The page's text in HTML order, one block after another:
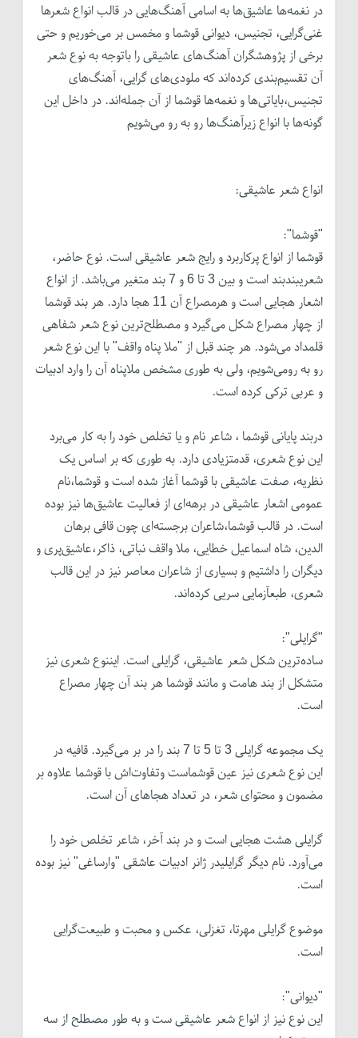
در نغمه‌ها عاشیق‌ها به اسامی آهنگ‌هایی در قالب انواع شعرها
غنی‌گرایی، تجنیس، دیوانی قوشما و مخمس بر می‌خوریم و حتی
برخی از پژوهشگران آهنگ‌های عاشیقی را باتوجه به نوع شعر
آن تقسیم‌بندی کرده‌اند که ملودی‌های گرایی، آهنگ‌های
تجنیس،بایاتی‌ها و نغمه‌ها قوشما از آن جمله‌اند. در داخل این
گونه‌ها با انواع زیرآهنگ‌ها رو به رو می‌شویم
انواع شعر عاشیقی:
"قوشما":
قوشما از انواع پرکاربرد و رایج شعر عاشیقی است. نوع حاضر،
شعریبندبند است و بین 3 تا 6 و 7 بند متغیر می‌باشد. از انواع
اشعار هجایی است و هرمصراع آن 11 هجا ‌دارد. هر بند قوشما
از چهار مصراع شکل می‌گیرد و مصطلح‌‌ترین نوع شعر شفاهی
قلمداد می‌شود. هر چند قبل از "ملا پناه واقف" با این نوع شعر
رو به رومی‌شویم، ولی به طوری مشخص ملاپناه آن را وارد ادبیات
و عربی ترکی کرده است.
دربند پایانی قوشما ، شاعر نام و یا تخلص خود را به کار می‌برد
این نوع شعری، قدمتزیادی دارد. به طوری که بر اساس یک
نظریه، صفت عاشیقی با قوشما آغاز شده است و قوشما،نام
عمومی اشعار عاشیقی در برهه‌ای از فعالیت عاشیق‌ها نیز بوده
است. در قالب قوشما،شاعران برجسته‌‌ای چون قافی برهان
الدین، شاه اسماعیل خطایی، ملا واقف نباتی، ذاکر،عاشیق‌پری و
دیگران را داشتیم و بسیاری از شاعران معاصر نیز در این قالب
شعری، طبعآزمایی سریی کرده‌اند.
"گرایلی":
ساده‌ترین شکل شعر عاشیقی، گرایلی است. ایننوع شعری نیز
متشکل از بند هامت و مانند قوشما هر بند آن چهار مصراع
است.
یک مجموعه گرایلی 3 تا 5 تا 7 بند را در بر می‌گیرد. قافیه در
این نوع شعری نیز عین قوشماست وتفاوت‌اش با قوشما علاوه بر
مضمون و محتوای شعر، در تعداد هجاهای آن است.
گرایلی هشت هجایی است و در بند آخر، شاعر تخلص خود را
می‌آورد. نام دیگر گرایلیدر ژانر ادبیات عاشقی "وارساغی" نیز بوده
است.
موضوع گرایلی مهرتا، تغزلی، عکس و محبت و طبیعت‌گرایی
است.
"دیوانی":
این نوع نیز از انواع شعر عاشیقی ست و به طور مصطلح از سه